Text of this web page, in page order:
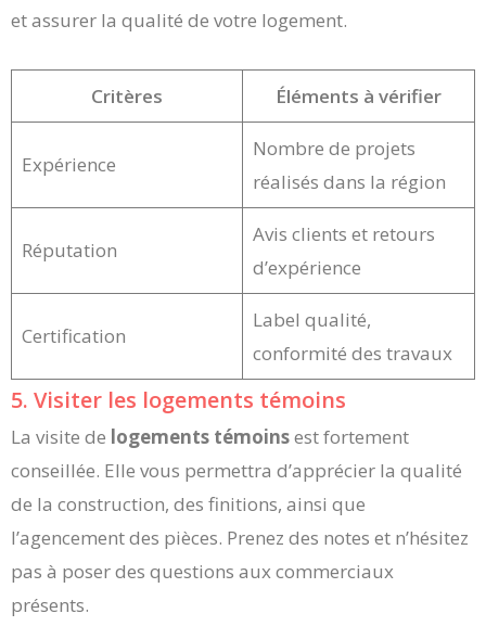
et assurer la qualité de votre logement.
Critères Éléments à vérifier
Expérience
Nombre de projets
réalisés dans la région
Réputation
Avis clients et retours
d’expérience
Certification
Label qualité,
conformité des travaux
5. Visiter les logements témoins
La visite de logements témoinsest fortement
conseillée. Elle vous permettra d’apprécier la qualité
de la construction, des finitions, ainsi que
l’agencement des pièces. Prenez des notes et n’hésitez
pas à poser des questions aux commerciaux
présents.